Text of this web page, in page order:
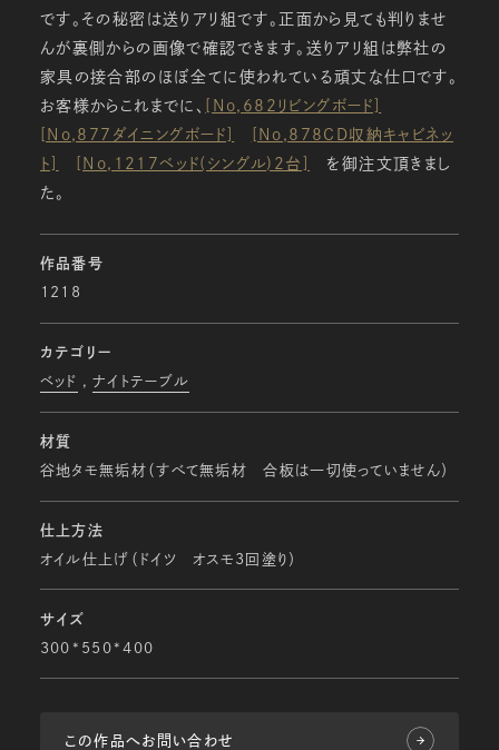
です。その秘密は送りアリ組です。正面から見ても判りませ
んが裏側からの画像で確認できます。送りアリ組は弊社の
家具の接合部のほぼ全てに使われている頑丈な仕口です。
お客様からこれまでに、 [No,682リビングボード]
[No,877ダイニングボード] [No,878CD収納キャビネッ
ト] [No,1217ベッド(シングル)2台] を御注文頂きまし
た。
作品番号
1218
カテゴリー
ベッド ナイトテーブル
材質
谷地タモ無垢材（すべて無垢材 合板は一切使っていません）
仕上方法
オイル仕上げ（ドイツ オスモ３回塗り）
サイズ
300*550*400
この作品へお問い合わせ